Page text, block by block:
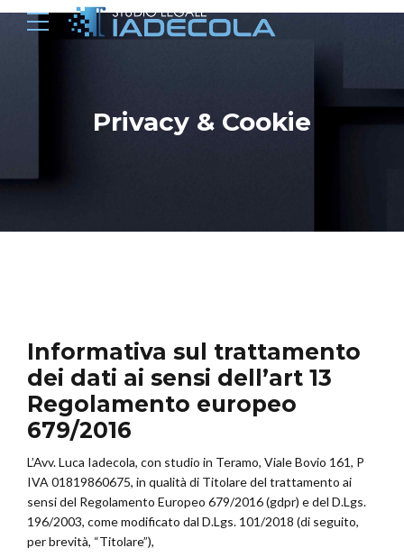
Privacy & Cookie
Informativa sul trattamento
dei dati ai sensi dell’art 13
Regolamento europeo
679/2016
L’Avv. Luca Iadecola, con studio in Teramo, Viale Bovio 161, P
IVA 01819860675, in qualità di Titolare del trattamento ai
sensi del Regolamento Europeo 679/2016 (gdpr) e del D.Lgs.
196/2003, come modificato dal D.Lgs. 101/2018 (di seguito,
per brevità, “Titolare”),